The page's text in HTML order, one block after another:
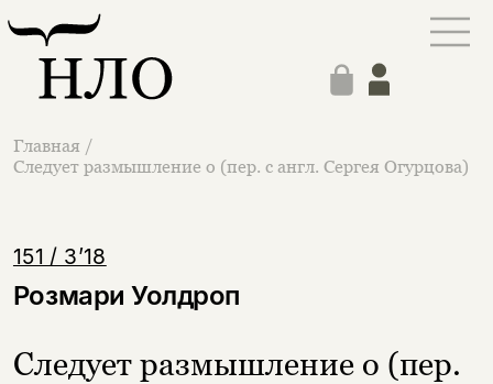
Главная /
Следует размышление о (пер. с англ. Сергея Огурцова)
151 / 3’18
Розмари Уолдроп
Следует размышление о (пер.